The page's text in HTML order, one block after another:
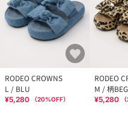
RODEO CROWNS
L / BLU
¥5,280 （20%OFF）
RODEO
M / 柄
¥5,280 （